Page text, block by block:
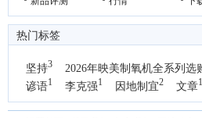
热门标签
坚持3 2026年映美制氧机全系列选
谚语1 李克强1 因地制宜2 文章
国办1